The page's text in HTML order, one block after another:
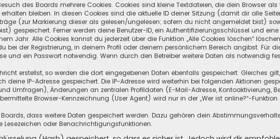
des Boards mehrere Cookies. Cookies sind kleine Textdateien, die dein Browser
bleiben. In diesen Cookies sind die aktuelle ID deiner Sitzung (damit dir alle
(zur Markierung dieser als gelesen/ungelesen; sofern du nicht angemeldet bist)
gespeichert. Ferner werden deine Benutzer-ID, ein Authentifizierungsschlüssel und eine
Jahr. Alle Cookies kannst du jederzeit über die Funktion „Alle Cookies löschen“
bei der Registrierung, in deinem Profil oder deinem persönlichem Bereich angibst. Für
und ein Passwort notwendig. Wenn durch den Betreiber weitere Daten als notwendig
erstellst, so werden die dort eingegebenen Daten ebenfalls gespeichert. Gleiches
deine IP-Adresse gespeichert. Die IP-Adresse wird weiterhin bei folgenden Aktionen
Umfragen), Änderungen an zentralen Profildaten (E-Mail-Adresse, Kontoaktivierung,
Browser-Kennzeichnung (User Agent) wird nur in der „Wer ist online?“-
dass weitere Daten gespeichert werden. Dazu gehören dein
oder Benachrichtigungsfunktionen.